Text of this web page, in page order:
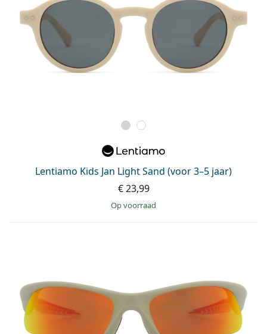
Lentiamo Kids Jan Light Sand (voor 3–5 jaar)
€ 23,99
op voorraad